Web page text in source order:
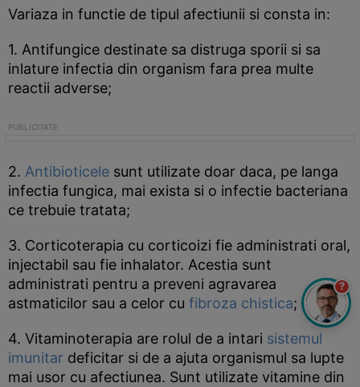
Variaza in functie de tipul afectiunii si consta in:
1. Antifungice destinate sa distruga sporii si sa
inlature infectia din organism fara prea multe
reactii adverse;
2. Antibioticele sunt utilizate doar daca, pe langa
infectia fungica, mai exista si o infectie bacteriana
ce trebuie tratata;
3. Corticoterapia cu corticoizi fie administrati oral,
injectabil sau fie inhalator. Acestia sunt
administrati pentru a preveni agravarea
astmaticilor sau a celor cu fibroza chistica;
4. Vitaminoterapia are rolul de a intari sistemul
imunitar deficitar si de a ajuta organismul sa lupte
mai usor cu afectiunea. Sunt utilizate vitamine din
?